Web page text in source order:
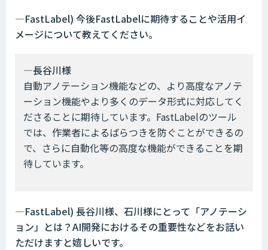
―FastLabel) 今後FastLabelに期待することや活用イ
メージについて教えてください。
―長谷川様
自動アノテーション機能などの、より高度なアノテ
ーション機能やより多くのデータ形式に対応してく
ださることに期待しています。FastLabelのツール
では、作業者によるばらつきを防ぐことができるの
で、さらに自動化等の高度な機能ができることを期
待しています。
―FastLabel) 長谷川様、石川様にとって「アノテーシ
ョン」とは？AI開発におけるその重要性などをお話い
ただけますと嬉しいです。